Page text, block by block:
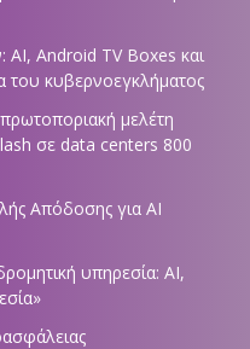
Android TV Boxes και
του κυβερνοεγκλήματος
μελέτη
σε data centers 800
Απόδοσης για AI
υπηρεσία: AI,